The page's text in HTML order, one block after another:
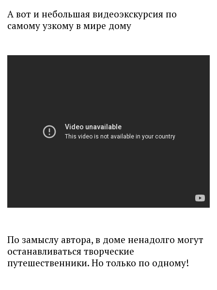
А вот и небольшая видеоэкскурсия по
самому узкому в мире дому
По замыслу автора, в доме ненадолго могут
останавливаться творческие
путешественники. Но только по одному!